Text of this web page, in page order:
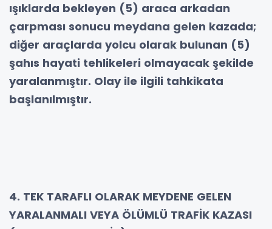
ışıklarda bekleyen (5) araca arkadan
çarpması sonucu meydana gelen kazada;
diğer araçlarda yolcu olarak bulunan (5)
şahıs hayati tehlikeleri olmayacak şekilde
yaralanmıştır. Olay ile ilgili tahkikata
başlanılmıştır.
4. TEK TARAFLI OLARAK MEYDENE GELEN
YARALANMALI VEYA ÖLÜMLÜ TRAFİK KAZASI